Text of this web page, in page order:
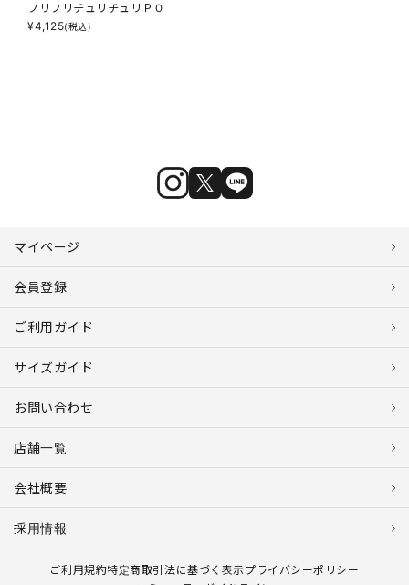
フリフリチュリチュリＰＯ
¥4,125(税込)
マイページ
会員登録
ご利用ガイド
サイズガイド
お問い合わせ
店舗一覧
会社概要
採用情報
ご利用規約特定商取引法に基づく表示プライバシーポリシー